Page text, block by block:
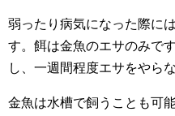
弱ったり病気になった際には
す。餌は金魚のエサのみで
し、一週間程度エサをやら
金魚は水槽で飼うことも可